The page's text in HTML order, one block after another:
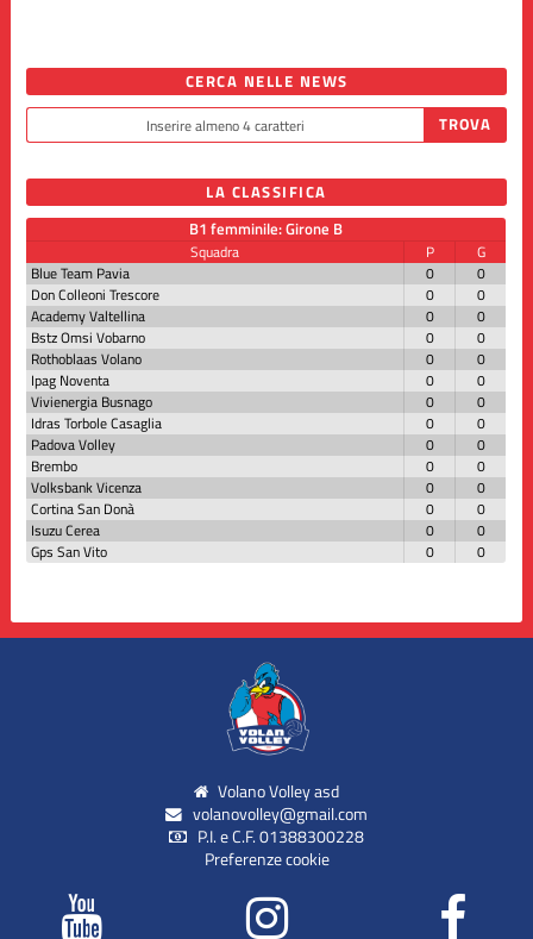
CERCA NELLE NEWS
LA CLASSIFICA
B1 femminile: Girone B
Squadra P
G
Blue Team Pavia
0
0
Don Colleoni Trescore
0
0
Academy Valtellina
0
0
Bstz Omsi Vobarno
0
0
Rothoblaas Volano
0
0
Ipag Noventa
0
0
Vivienergia Busnago
0
0
Idras Torbole Casaglia
0
0
Padova Volley
0
0
Brembo
0
0
Volksbank Vicenza
0
0
Cortina San Donà
0
0
Isuzu Cerea
0
0
Gps San Vito
0 0
Volano Volley asd
volanovolley@gmail.com
P.I. e C.F. 01388300228
Preferenze cookie